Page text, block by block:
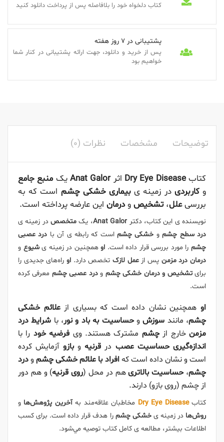
کتاب دلخواه خود را بلافاصله پس از پرداخت دانلود کنید
پشتیبانی در 7 روز هفته
پس از خرید و دانلود، جهت ارائه پشتیبانی در کنار شما
خواهیم بود
توضیحات مشخصات نظرات (0)
کتابDry Eye Disease اثرAnat Galorیکمنبع جامع
وکاربردی در زمینه ی بیماری خشکی چشم است که به
بررسیعلل،تشخیص ودرمان این عارضه پرداخته است.
نویسنده ی این کتاب، دکتر Anat Galor، یک متخصصدر زمینه ی
درد سطح چشمو خشکی چشماست که رابطه ی آن با درد عصبی
چشمرا مورد بررسی قرار داده است. اوهمچنین در زمینه یشیوع و
درمان درد مزمن پس ازعمل لازک تخصص دارد. او راه‌های جدیدی را
برایتشخیص و درمان خشکی چشم ودرد عصبی چشم معرفی کرده
است.
اوهمچنین نشان داده است که بسیاری ازعلائم خشکی
چشم، مانند سوزشوحساسیت به باد و نور، با شرایط درد
مزمنخارج ازچشم مشترک هستند. وی فرضیه خود را با
اندازه‌گیری حساسیت عصب در قرنیه وبازو آزمایش کرده
است و نشان داده است کهافراد با علائم خشکی چشمودرد
چشم،حساسیت بالاتریهم در محل (روی قرنیه) و هم دور
از چشم (روی بازو) دارند.
کتابDry Eye Disease مخاطبان علاقه‌مند بهآخرین پژوهش‌ها و
روش‌ها در زمینه یخشکی چشم را هدف قرار داده است. برای کسب
اطلاعات بیشتر، مطالعه ی کامل کتاب توصيه مي‌شود.